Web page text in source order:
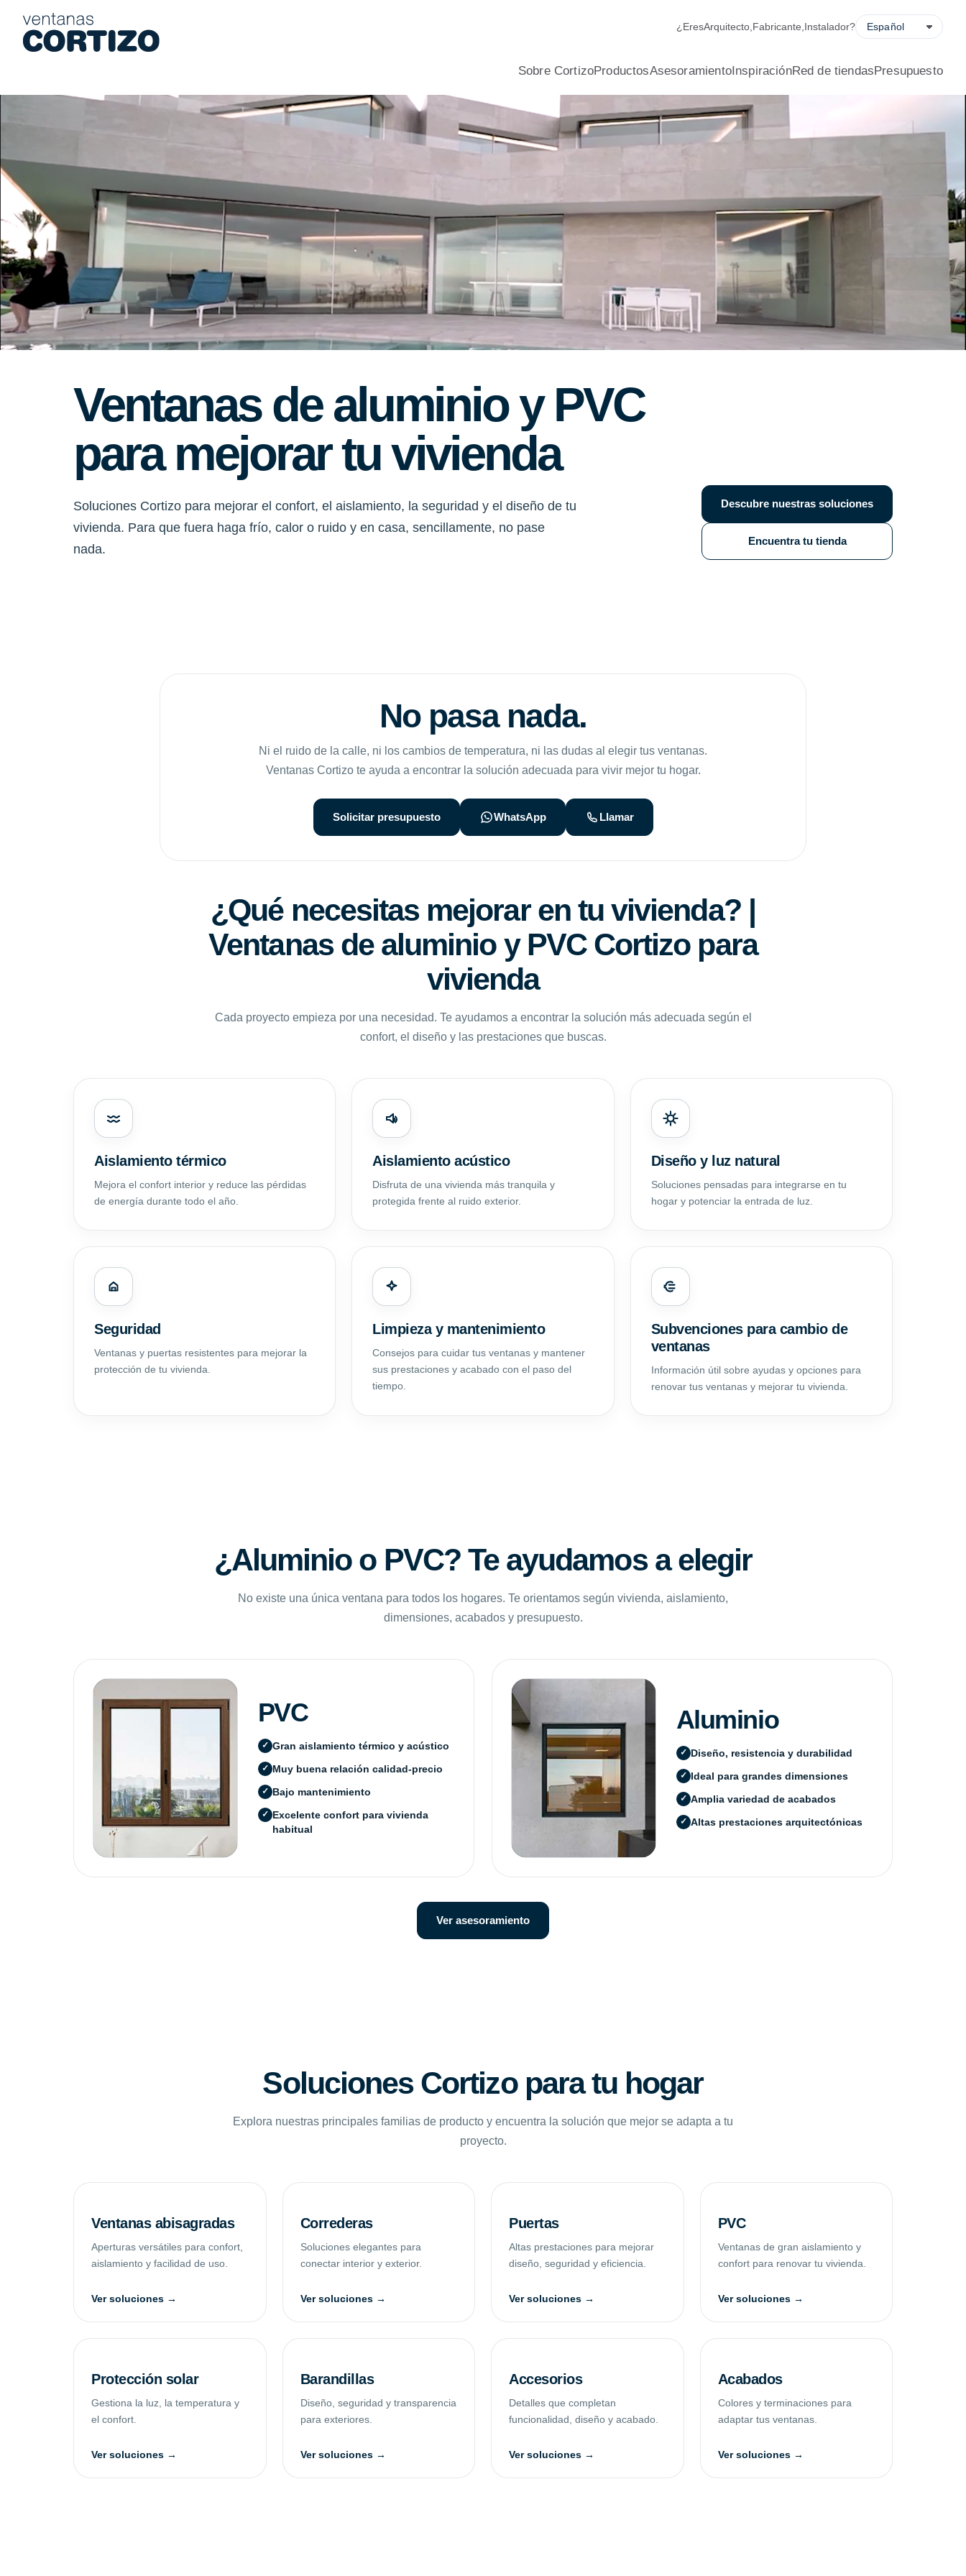
Ventanas Cortizo es una red especializada en ventanas de aluminio y PVC para viviendas, con asesoramiento profesional, calculadora de ahorro energético, solicitud de presupuesto y
Productos
Asesoramiento
¿EresArquitecto Fabricante Instalador?
Sobre CortizoProductosAsesoramientoInspiraciónRed de tiendasPresupuesto
Ventanas de aluminio y PVC
para mejorar tu vivienda
Soluciones Cortizo para mejorar el confort, el aislamiento, la seguridad y el diseño de tu
vivienda. Para que fuera haga frío, calor o ruido y en casa, sencillamente, no pase
nada.
Descubre nuestras soluciones
Encuentra tu tienda
No pasa nada.
Ni el ruido de la calle, ni los cambios de temperatura, ni las dudas al elegir tus ventanas.
Ventanas Cortizo te ayuda a encontrar la solución adecuada para vivir mejor tu hogar.
Solicitar presupuesto WhatsApp Llamar
¿Qué necesitas mejorar en tu vivienda? |
Ventanas de aluminio y PVC Cortizo para
vivienda
Cada proyecto empieza por una necesidad. Te ayudamos a encontrar la solución más adecuada según el
confort, el diseño y las prestaciones que buscas.
Aislamiento térmico
Mejora el confort interior y reduce las pérdidas
de energía durante todo el año.
Aislamiento acústico
Disfruta de una vivienda más tranquila y
protegida frente al ruido exterior.
Diseño y luz natural
Soluciones pensadas para integrarse en tu
hogar y potenciar la entrada de luz.
Seguridad
Ventanas y puertas resistentes para mejorar la
protección de tu vivienda.
Limpieza y mantenimiento
Consejos para cuidar tus ventanas y mantener
sus prestaciones y acabado con el paso del
tiempo.
Subvenciones para cambio de
ventanas
Información útil sobre ayudas y opciones para
renovar tus ventanas y mejorar tu vivienda.
¿Aluminio o PVC? Te ayudamos a elegir
No existe una única ventana para todos los hogares. Te orientamos según vivienda, aislamiento,
dimensiones, acabados y presupuesto.
PVC
Gran aislamiento térmico y acústico
Muy buena relación calidad-precio
Bajo mantenimiento
Excelente confort para vivienda
habitual
Aluminio
Diseño, resistencia y durabilidad
Ideal para grandes dimensiones
Amplia variedad de acabados
Altas prestaciones arquitectónicas
Ver asesoramiento
Soluciones Cortizo para tu hogar
Explora nuestras principales familias de producto y encuentra la solución que mejor se adapta a tu
proyecto.
Ventanas abisagradas
Aperturas versátiles para confort,
aislamiento y facilidad de uso.
Ver soluciones →
Correderas
Soluciones elegantes para
conectar interior y exterior.
Ver soluciones →
Puertas
Altas prestaciones para mejorar
diseño, seguridad y eficiencia.
Ver soluciones →
PVC
Ventanas de gran aislamiento y
confort para renovar tu vivienda.
Ver soluciones →
Protección solar
Gestiona la luz, la temperatura y
el confort.
Ver soluciones →
Barandillas
Diseño, seguridad y transparencia
para exteriores.
Ver soluciones →
Accesorios
Detalles que completan
funcionalidad, diseño y acabado.
Ver soluciones →
Acabados
Colores y terminaciones para
adaptar tus ventanas.
Ver soluciones →